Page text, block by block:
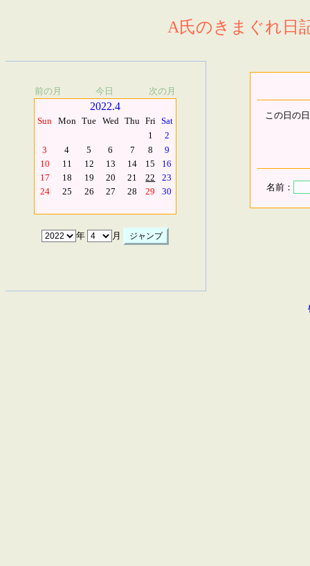
A氏のきまぐれ日
前の月 今日 次の月
2022.4
Sun Mon Tue Wed Thu Fri Sat
1
2
3
4 5 6 7 8
9
10
11 12 13 14 15
16
17
18 19 20 21 22
23
24
25 26 27 28 29 30
年 月
この日の
名前：